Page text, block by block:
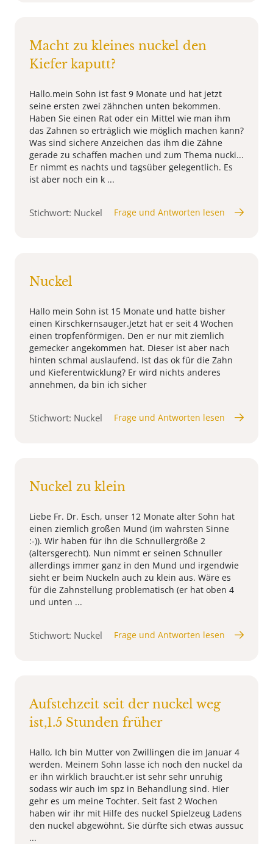
Macht zu kleines nuckel den
Kiefer kaputt?
Hallo.mein Sohn ist fast 9 Monate und hat jetzt
seine ersten zwei zähnchen unten bekommen.
Haben Sie einen Rat oder ein Mittel wie man ihm
das Zahnen so erträglich wie möglich machen kann?
Was sind sichere Anzeichen das ihm die Zähne
gerade zu schaffen machen und zum Thema nucki...
Er nimmt es nachts und tagsüber gelegentlich. Es
ist aber noch ein k ...
Stichwort: Nuckel Frage und Antworten lesen
Nuckel
Hallo mein Sohn ist 15 Monate und hatte bisher
einen Kirschkernsauger.Jetzt hat er seit 4 Wochen
einen tropfenförmigen. Den er nur mit ziemlich
gemecker angekommen hat. Dieser ist aber nach
hinten schmal auslaufend. Ist das ok für die Zahn
und Kieferentwicklung? Er wird nichts anderes
annehmen, da bin ich sicher
Stichwort: Nuckel Frage und Antworten lesen
Nuckel zu klein
Liebe Fr. Dr. Esch, unser 12 Monate alter Sohn hat
einen ziemlich großen Mund (im wahrsten Sinne
:-)). Wir haben für ihn die Schnullergröße 2
(altersgerecht). Nun nimmt er seinen Schnuller
allerdings immer ganz in den Mund und irgendwie
sieht er beim Nuckeln auch zu klein aus. Wäre es
für die Zahnstellung problematisch (er hat oben 4
und unten ...
Stichwort: Nuckel Frage und Antworten lesen
Aufstehzeit seit der nuckel weg
ist,1.5 Stunden früher
Hallo, Ich bin Mutter von Zwillingen die im Januar 4
werden. Meinem Sohn lasse ich noch den nuckel da
er ihn wirklich braucht.er ist sehr sehr unruhig
sodass wir auch im spz in Behandlung sind. Hier
gehr es um meine Tochter. Seit fast 2 Wochen
haben wir ihr mit Hilfe des nuckel Spielzeug Ladens
den nuckel abgewöhnt. Sie dürfte sich etwas aussuc
...